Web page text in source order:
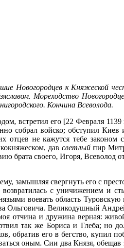
Новогородцев к Княжеской
Мореходство
Кончина Всеволода.
встретил его [22 Февраля 1139
собрал войско; обступил Киев
отцев не кажутся тебе законом
дав светлыйпир
брата своего, Игоря, Всеволод
замышляя свергнуть его с
с уничижением и
воевать область
Ольговича. Великодушный
отчина и дружина верная:
так же Бориса и Глеба; но
обратив его в бегство, купил
оным. Сии два Князя, обещав